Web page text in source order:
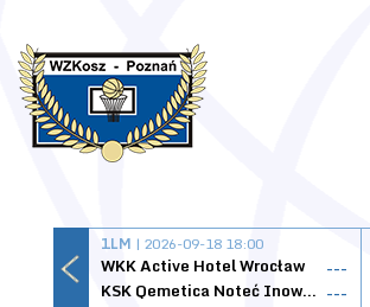
1LM | 2026-09-18 18:00
WKK Active Hotel Wrocław
---
KSK Qemetica Noteć Inowrocław ---